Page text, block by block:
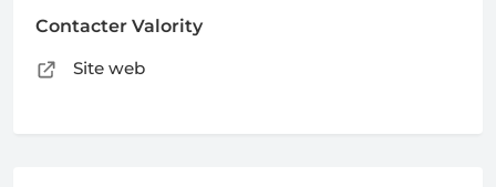
Contacter Valority
Site web